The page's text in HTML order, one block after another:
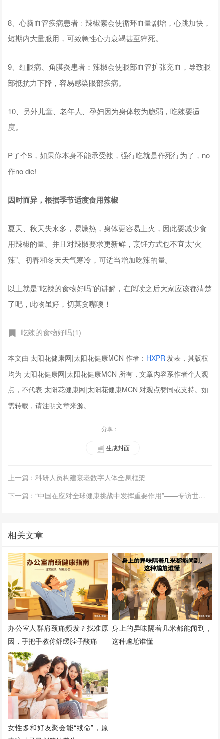
8、心脑血管疾病患者：辣椒素会使循环血量剧增，心跳加快，
短期内大量服用，可致急性心力衰竭甚至猝死。
9、红眼病、角膜炎患者：辣椒会使眼部血管扩张充血，导致眼
部抵抗力下降，容易感染眼部疾病。
10、另外儿童、老年人、孕妇因为身体较为脆弱，吃辣要适
度。
P了个S，如果你本身不能承受辣，强行吃就是作死行为了，no
作no die!
因时而异，根据季节适度食用辣椒
夏天、秋天失水多，易燥热，身体更容易上火，因此要减少食
用辣椒的量。并且对辣椒要求更新鲜，烹饪方式也不宜太“火
辣”。初春和冬天天气寒冷，可适当增加吃辣的量。
以上就是"吃辣的食物好吗"的讲解，在阅读之后大家应该都清楚
了吧，此物虽好，切莫贪嘴噢！
吃辣的食物好吗(1)
本文由 太阳花健康网|太阳花健康MCN 作者： HXPR 发表，其版权
均为 太阳花健康网|太阳花健康MCN 所有，文章内容系作者个人观
点，不代表 太阳花健康网|太阳花健康MCN 对观点赞同或支持。如
需转载，请注明文章来源。
分享：
生成封面
上一篇：科研人员构建衰老数字人体全息框架
下一篇：“中国在应对全球健康挑战中发挥重要作用”——专访世卫组织西太区主任蒲慕康
相关文章
办公室人群肩颈痛频发？找准原
因，手把手教你舒缓脖子酸痛
身上的异味隔着几米都能闻到，
这种尴尬谁懂
女性多和好友聚会能“续命”，原